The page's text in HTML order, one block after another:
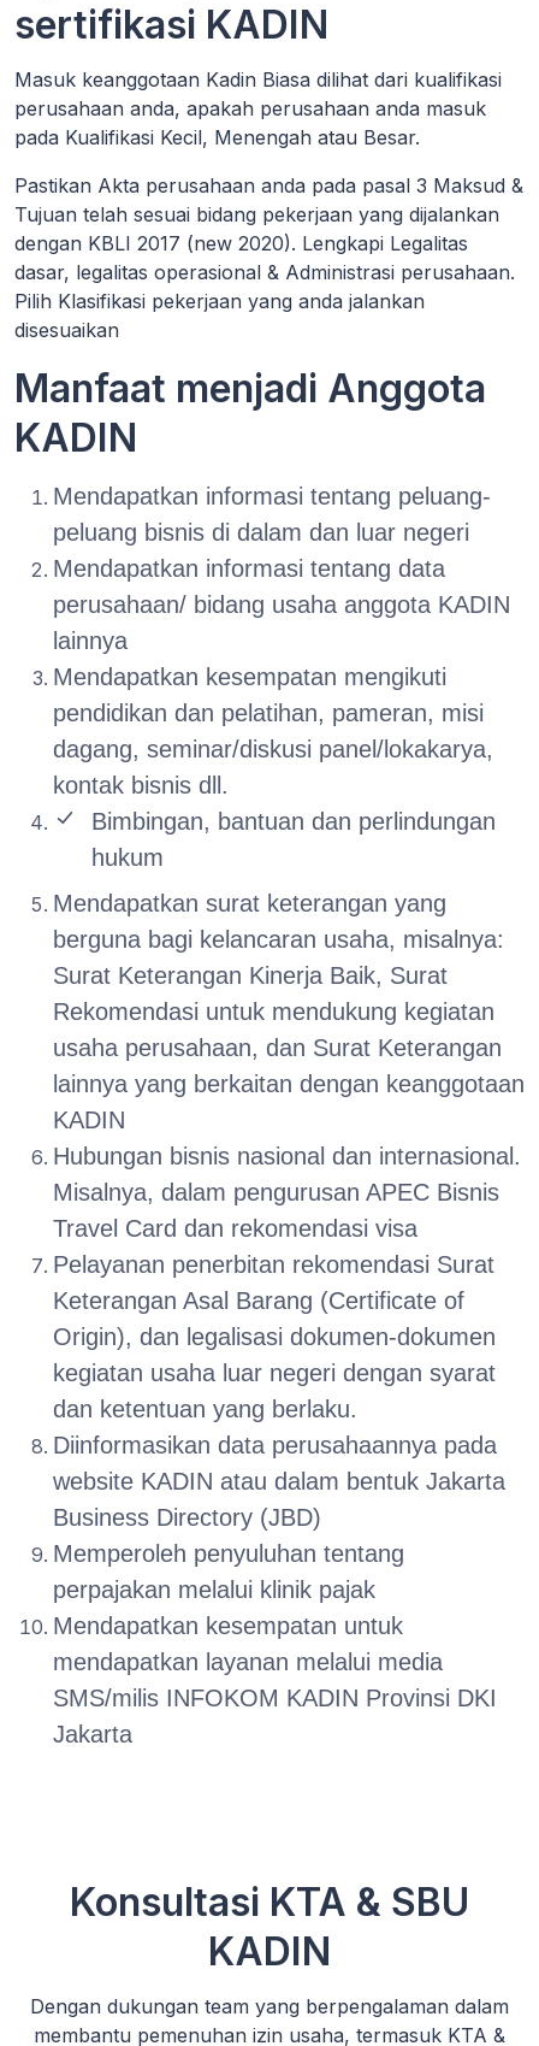
sertifikasi KADIN
Masuk keanggotaan Kadin Biasa dilihat dari kualifikasi
perusahaan anda, apakah perusahaan anda masuk
pada Kualifikasi Kecil, Menengah atau Besar.
Pastikan Akta perusahaan anda pada pasal 3 Maksud &
Tujuan telah sesuai bidang pekerjaan yang dijalankan
dengan KBLI 2017 (new 2020). Lengkapi Legalitas
dasar, legalitas operasional & Administrasi perusahaan.
Pilih Klasifikasi pekerjaan yang anda jalankan
disesuaikan
Manfaat menjadi Anggota
KADIN
Mendapatkan informasi tentang peluang-
peluang bisnis di dalam dan luar negeri
Mendapatkan informasi tentang data
perusahaan/ bidang usaha anggota KADIN
lainnya
Mendapatkan kesempatan mengikuti
pendidikan dan pelatihan, pameran, misi
dagang, seminar/diskusi panel/lokakarya,
kontak bisnis dll.
Bimbingan, bantuan dan perlindungan
hukum
Mendapatkan surat keterangan yang
berguna bagi kelancaran usaha, misalnya:
Surat Keterangan Kinerja Baik, Surat
Rekomendasi untuk mendukung kegiatan
usaha perusahaan, dan Surat Keterangan
lainnya yang berkaitan dengan keanggotaan
KADIN
Hubungan bisnis nasional dan internasional.
Misalnya, dalam pengurusan APEC Bisnis
Travel Card dan rekomendasi visa
Pelayanan penerbitan rekomendasi Surat
Keterangan Asal Barang (Certificate of
Origin), dan legalisasi dokumen-dokumen
kegiatan usaha luar negeri dengan syarat
dan ketentuan yang berlaku.
Diinformasikan data perusahaannya pada
website KADIN atau dalam bentuk Jakarta
Business Directory (JBD)
Memperoleh penyuluhan tentang
perpajakan melalui klinik pajak
Mendapatkan kesempatan untuk
mendapatkan layanan melalui media
SMS/milis INFOKOM KADIN Provinsi DKI
Jakarta
Konsultasi KTA & SBU
KADIN
Dengan dukungan team yang berpengalaman dalam
membantu pemenuhan izin usaha, termasuk KTA &